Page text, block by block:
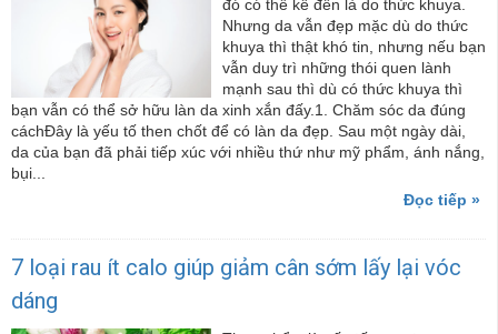
đó có thể kể đến là do thức khuya.
Nhưng da vẫn đẹp mặc dù do thức
khuya thì thật khó tin, nhưng nếu bạn
vẫn duy trì những thói quen lành
mạnh sau thì dù có thức khuya thì
bạn vẫn có thể sở hữu làn da xinh xắn đấy.1. Chăm sóc da đúng
cáchĐây là yếu tố then chốt để có làn da đẹp. Sau một ngày dài,
da của bạn đã phải tiếp xúc với nhiều thứ như mỹ phẩm, ánh nắng,
bụi...
Đọc tiếp »
7 loại rau ít calo giúp giảm cân sớm lấy lại vóc
dáng